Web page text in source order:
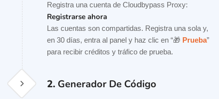
Registra una cuenta de Cloudbypass Proxy:
Registrarse ahora
Las cuentas son compartidas. Registra una sola y,
en 30 días, entra al panel y haz clic en “🎁 Prueba”
para recibir créditos y tráfico de prueba.
2. Generador De Código